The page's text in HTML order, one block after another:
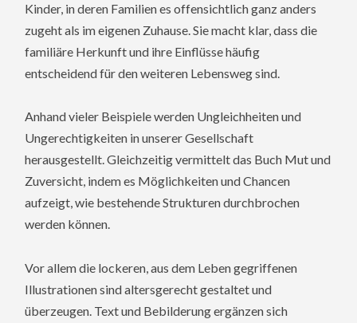
Kinder, in deren Familien es offensichtlich ganz anders
zugeht als im eigenen Zuhause. Sie macht klar, dass die
familiäre Herkunft und ihre Einflüsse häufig
entscheidend für den weiteren Lebensweg sind.
Anhand vieler Beispiele werden Ungleichheiten und
Ungerechtigkeiten in unserer Gesellschaft
herausgestellt. Gleichzeitig vermittelt das Buch Mut und
Zuversicht, indem es Möglichkeiten und Chancen
aufzeigt, wie bestehende Strukturen durchbrochen
werden können.
Vor allem die lockeren, aus dem Leben gegriffenen
Illustrationen sind altersgerecht gestaltet und
überzeugen. Text und Bebilderung ergänzen sich